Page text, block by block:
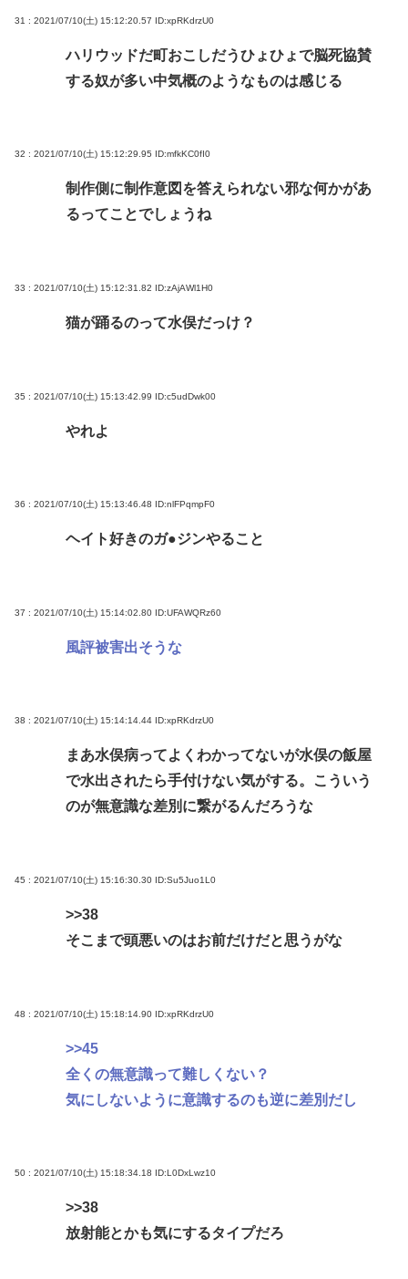
31 : 2021/07/10(土) 15:12:20.57 ID:xpRKdrzU0
ハリウッドだ町おこしだうひょひょで脳死協賛
する奴が多い中気概のようなものは感じる
32 : 2021/07/10(土) 15:12:29.95 ID:mfkKC0fI0
制作側に制作意図を答えられない邪な何かがあ
るってことでしょうね
33 : 2021/07/10(土) 15:12:31.82 ID:zAjAWl1H0
猫が踊るのって水俣だっけ？
35 : 2021/07/10(土) 15:13:42.99 ID:c5udDwk00
やれよ
36 : 2021/07/10(土) 15:13:46.48 ID:nlFPqmpF0
ヘイト好きのガ●ジンやること
37 : 2021/07/10(土) 15:14:02.80 ID:UFAWQRz60
風評被害出そうな
38 : 2021/07/10(土) 15:14:14.44 ID:xpRKdrzU0
まあ水俣病ってよくわかってないが水俣の飯屋
で水出されたら手付けない気がする。こういう
のが無意識な差別に繋がるんだろうな
45 : 2021/07/10(土) 15:16:30.30 ID:Su5Juo1L0
>>38
そこまで頭悪いのはお前だけだと思うがな
48 : 2021/07/10(土) 15:18:14.90 ID:xpRKdrzU0
>>45
全くの無意識って難しくない？
気にしないように意識するのも逆に差別だし
50 : 2021/07/10(土) 15:18:34.18 ID:L0DxLwz10
>>38
放射能とかも気にするタイプだろ